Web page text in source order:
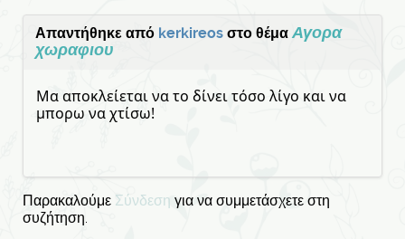
Απαντήθηκε από kerkireos στο θέμα Αγορα
χωραφιου
Μα αποκλείεται να το δίνει τόσο λίγο και να
μπορω να χτίσω!
Παρακαλούμε Σύνδεση για να συμμετάσχετε στη
συζήτηση.